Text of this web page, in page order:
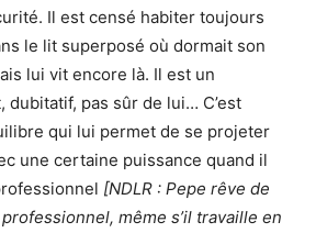
Il est censé habiter toujours
le lit superposé où dormait son
lui vit encore là. Il est un
dubitatif, pas sûr de lui… C’est
qui lui permet de se projeter
une certaine puissance quand il
[NDLR : Pepe rêve de
même s’il travaille en